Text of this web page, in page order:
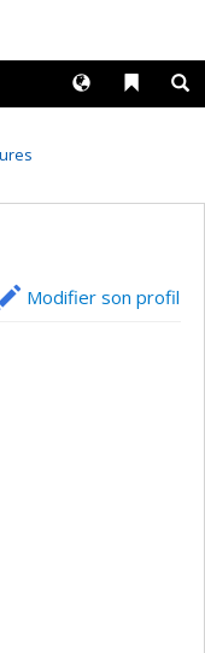
Liens
Langues
Modifier son profil